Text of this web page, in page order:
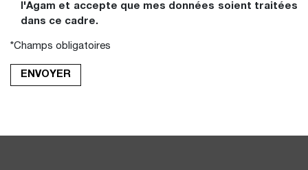
l'Agam et accepte que mes données soient traitées
dans ce cadre.
*Champs obligatoires